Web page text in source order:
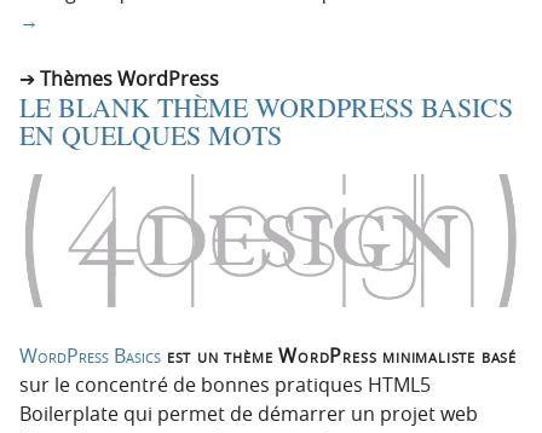
→
Thèmes WordPress
LE BLANK THÈME WORDPRESS BASICS
EN QUELQUES MOTS
WordPress Basics est un thème WordPress minimaliste basé
sur le concentré de bonnes pratiques HTML5
Boilerplate qui permet de démarrer un projet web